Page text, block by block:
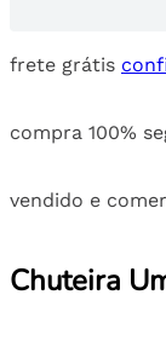
frete grátis
compra 100%
vendido e
Chuteira